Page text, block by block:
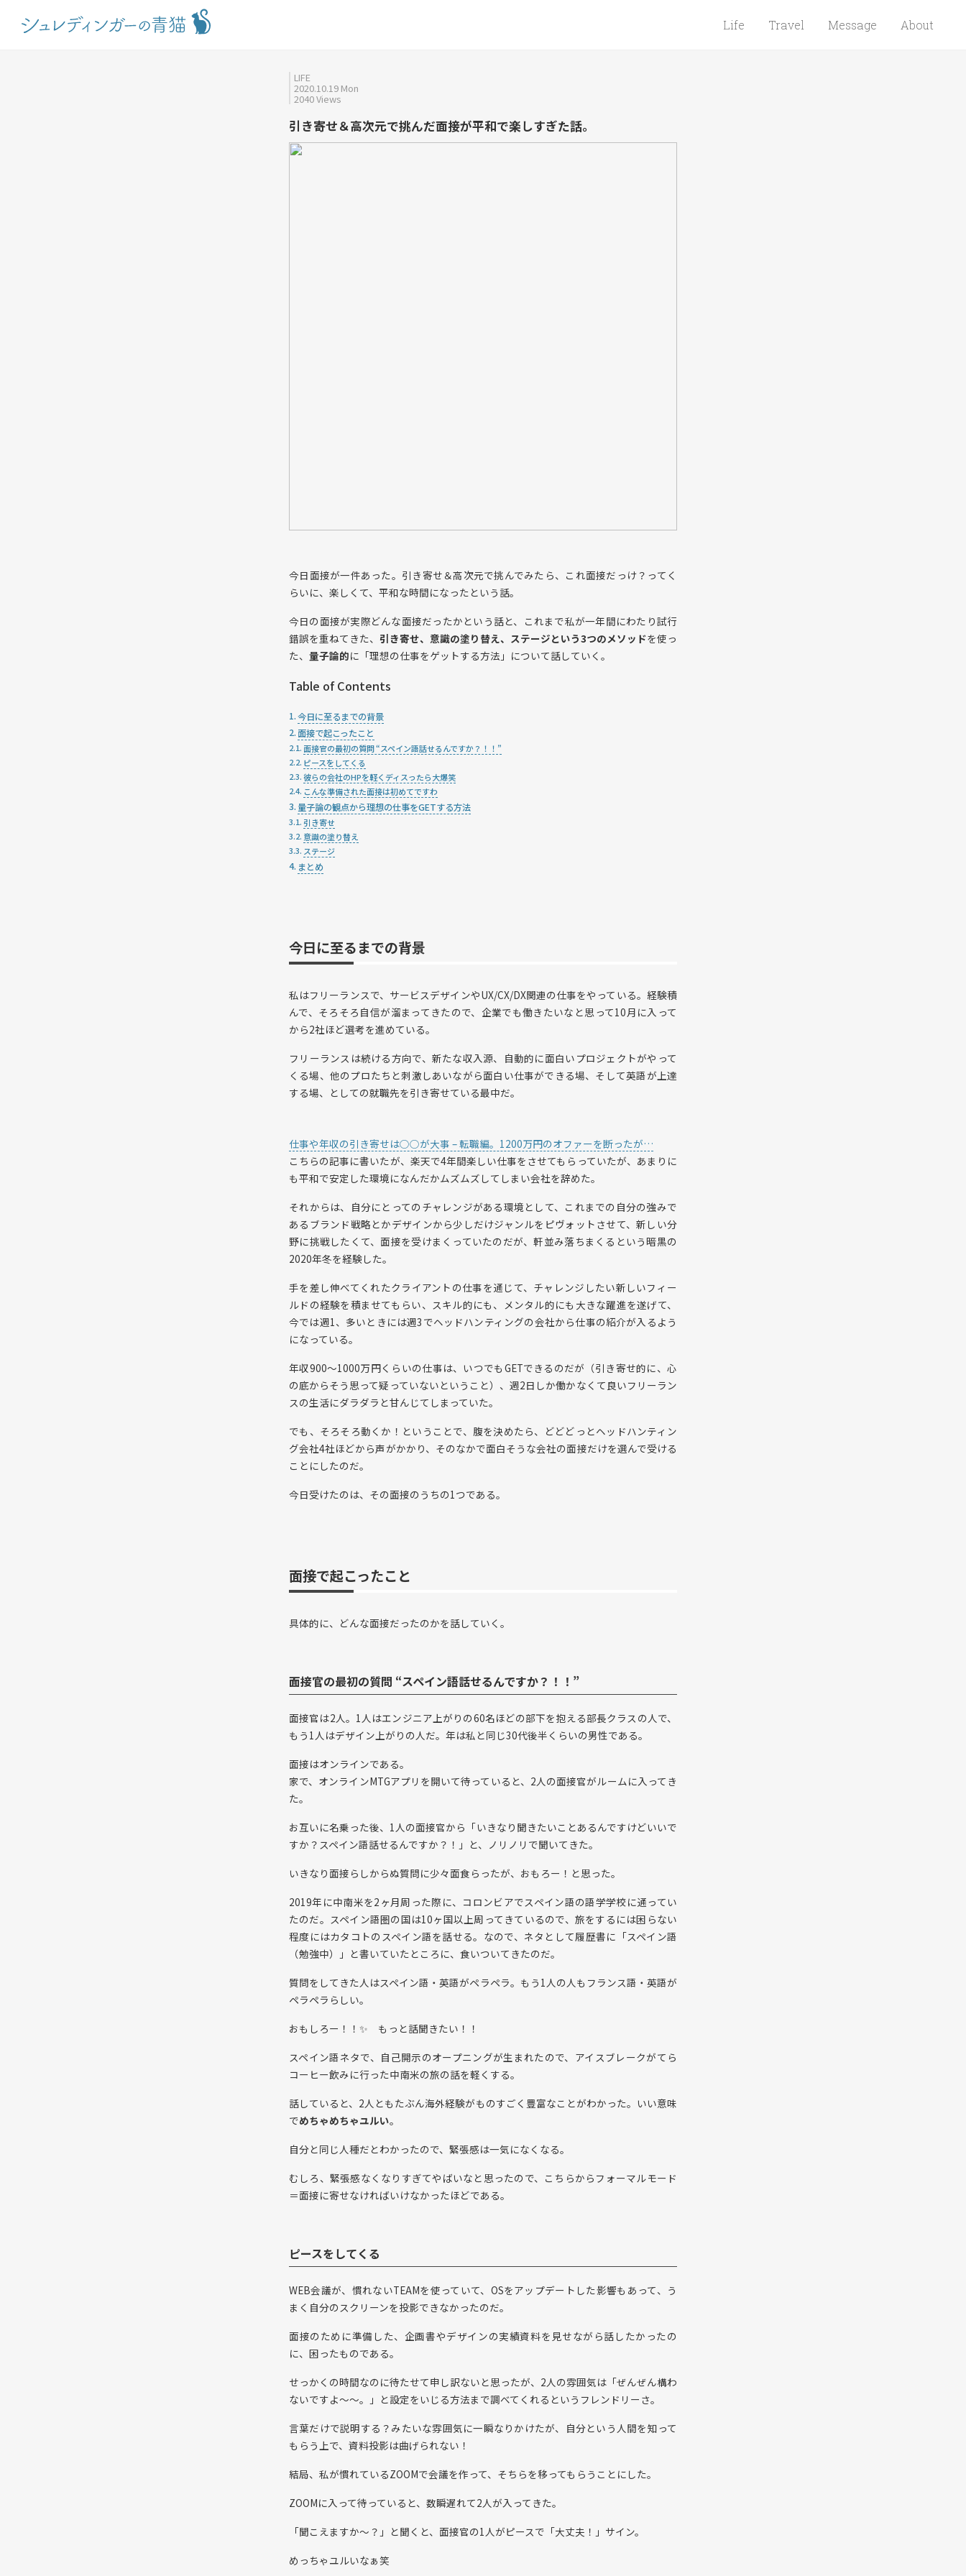
Life Travel Message About
LIFE
2020.10.19 Mon
2040 Views
引き寄せ＆高次元で挑んだ面接が平和で楽しすぎた話。
今日面接が一件あった。引き寄せ＆高次元で挑んでみたら、これ面接だっけ？ってく
らいに、楽しくて、平和な時間になったという話。
今日の面接が実際どんな面接だったかという話と、これまで私が一年間にわたり試行
錯誤を重ねてきた、 引き寄せ、意識の塗り替え、ステージという3つのメソッドを使っ
た、 量子論的に「理想の仕事をゲットする方法」について話していく。
Table of Contents
今日に至るまでの背景
面接で起こったこと
面接官の最初の質問 “スペイン語話せるんですか？！！”
ピースをしてくる
彼らの会社のHPを軽くディスったら大爆笑
こんな準備された面接は初めてですわ
量子論の観点から理想の仕事をGETする方法
引き寄せ
意識の塗り替え
ステージ
まとめ
今日に至るまでの背景
私はフリーランスで、サービスデザインやUX/CX/DX関連の仕事をやっている。経験積
んで、そろそろ自信が溜まってきたので、企業でも働きたいなと思って10月に入って
から2社ほど選考を進めている。
フリーランスは続ける方向で、新たな収入源、自動的に面白いプロジェクトがやって
くる場、他のプロたちと刺激しあいながら面白い仕事ができる場、そして英語が上達
する場、としての就職先を引き寄せている最中だ。
仕事や年収の引き寄せは○○が大事 – 転職編。1200万円のオファーを断ったが…
こちらの記事に書いたが、楽天で4年間楽しい仕事をさせてもらっていたが、あまりに
も平和で安定した環境になんだかムズムズしてしまい会社を辞めた。
それからは、自分にとってのチャレンジがある環境として、これまでの自分の強みで
あるブランド戦略とかデザインから少しだけジャンルをピヴォットさせて、新しい分
野に挑戦したくて、面接を受けまくっていたのだが、軒並み落ちまくるという暗黒の
2020年冬を経験した。
手を差し伸べてくれたクライアントの仕事を通じて、チャレンジしたい新しいフィー
ルドの経験を積ませてもらい、スキル的にも、メンタル的にも大きな躍進を遂げて、
今では週1、多いときには週3でヘッドハンティングの会社から仕事の紹介が入るよう
になっている。
年収900〜1000万円くらいの仕事は、いつでもGETできるのだが（引き寄せ的に、心
の底からそう思って疑っていないということ）、週2日しか働かなくて良いフリーラン
スの生活にダラダラと甘んじてしまっていた。
でも、そろそろ動くか！ということで、腹を決めたら、どどどっとヘッドハンティン
グ会社4社ほどから声がかかり、そのなかで面白そうな会社の面接だけを選んで受ける
ことにしたのだ。
今日受けたのは、その面接のうちの1つである。
面接で起こったこと
具体的に、どんな面接だったのかを話していく。
面接官の最初の質問 “スペイン語話せるんですか？！！”
面接官は2人。1人はエンジニア上がりの60名ほどの部下を抱える部長クラスの人で、
もう1人はデザイン上がりの人だ。年は私と同じ30代後半くらいの男性である。
面接はオンラインである。
家で、オンラインMTGアプリを開いて待っていると、2人の面接官がルームに入ってき
た。
お互いに名乗った後、1人の面接官から「いきなり聞きたいことあるんですけどいいで
すか？スペイン語話せるんですか？！」と、ノリノリで聞いてきた。
いきなり面接らしからぬ質問に少々面食らったが、おもろー！と思った。
2019年に中南米を2ヶ月周った際に、コロンビアでスペイン語の語学学校に通ってい
たのだ。スペイン語圏の国は10ヶ国以上周ってきているので、旅をするには困らない
程度にはカタコトのスペイン語を話せる。なので、ネタとして履歴書に「スペイン語
（勉強中）」と書いていたところに、食いついてきたのだ。
質問をしてきた人はスペイン語・英語がペラペラ。もう1人の人もフランス語・英語が
ペラペラらしい。
おもしろー！！✨ もっと話聞きたい！！
スペイン語ネタで、自己開示のオープニングが生まれたので、アイスブレークがてら
コーヒー飲みに行った中南米の旅の話を軽くする。
話していると、2人ともたぶん海外経験がものすごく豊富なことがわかった。いい意味
でめちゃめちゃユルい。
自分と同じ人種だとわかったので、緊張感は一気になくなる。
むしろ、緊張感なくなりすぎてやばいなと思ったので、こちらからフォーマルモード
＝面接に寄せなければいけなかったほどである。
ピースをしてくる
WEB会議が、慣れないTEAMを使っていて、OSをアップデートした影響もあって、う
まく自分のスクリーンを投影できなかったのだ。
面接のために準備した、企画書やデザインの実績資料を見せながら話したかったの
に、困ったものである。
せっかくの時間なのに待たせて申し訳ないと思ったが、2人の雰囲気は「ぜんぜん構わ
ないですよ〜〜。」と設定をいじる方法まで調べてくれるというフレンドリーさ。
言葉だけで説明する？みたいな雰囲気に一瞬なりかけたが、自分という人間を知って
もらう上で、資料投影は曲げられない！
結局、私が慣れているZOOMで会議を作って、そちらを移ってもらうことにした。
ZOOMに入って待っていると、数瞬遅れて2人が入ってきた。
「聞こえますか〜？」と聞くと、面接官の1人がピースで「大丈夫！」サイン。
めっちゃユルいなぁ笑